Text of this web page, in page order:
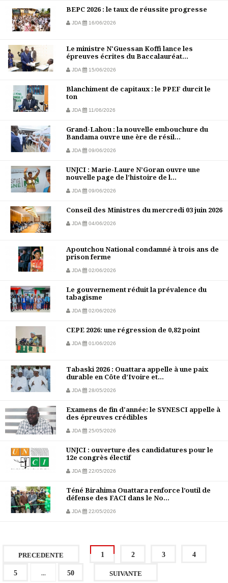
BEPC 2026 : le taux de réussite progresse
JDA 16/06/2026
Le ministre N'Guessan Koffi lance les
épreuves écrites du Baccalauréat...
JDA 15/06/2026
Blanchiment de capitaux : le PPEF durcit le
ton
JDA 11/06/2026
Grand-Lahou : la nouvelle embouchure du
Bandama ouvre une ère de résil...
JDA 09/06/2026
UNJCI : Marie-Laure N’Goran ouvre une
nouvelle page de l’histoire de l...
JDA 09/06/2026
Conseil des Ministres du mercredi 03 juin 2026
JDA 04/06/2026
Apoutchou National condamné à trois ans de
prison ferme
JDA 02/06/2026
Le gouvernement réduit la prévalence du
tabagisme
JDA 02/06/2026
CEPE 2026: une régression de 0,82 point
JDA 01/06/2026
Tabaski 2026 : Ouattara appelle à une paix
durable en Côte d’Ivoire et...
JDA 28/05/2026
Examens de fin d'année: le SYNESCI appelle à
des épreuves crédibles
JDA 25/05/2026
UNJCI : ouverture des candidatures pour le
12e congrès électif
JDA 22/05/2026
Téné Birahima Ouattara renforce l’outil de
défense des FACI dans le No...
JDA 22/05/2026
PRECEDENTE 1 2 3 4
5 ... 50 SUIVANTE